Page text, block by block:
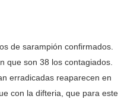
de sarampión confirmados.
que son 38 los contagiados.
erradicadas reaparecen en
con la difteria, que para este